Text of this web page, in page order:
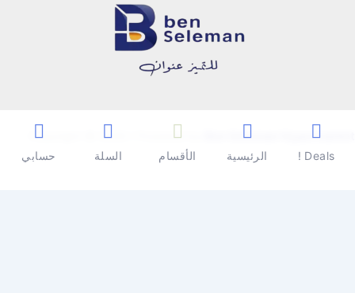
Copyright © 2026 | Powered by Ben Seleman Hypermarket
Deals ! الرئيسية الأقسام السلة حسابي